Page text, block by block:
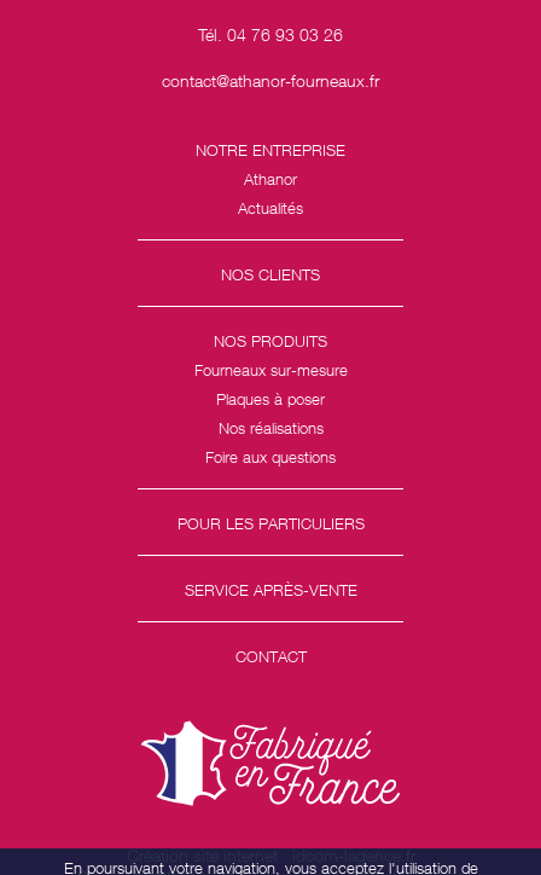
Tél. 04 76 93 03 26
contact@athanor-fourneaux.fr
NOTRE ENTREPRISE
Athanor
Actualités
NOS CLIENTS
NOS PRODUITS
Fourneaux sur-mesure
Plaques à poser
Nos réalisations
Foire aux questions
POUR LES PARTICULIERS
SERVICE APRÈS-VENTE
CONTACT
Création site internet : idcom-lagence.fr
En poursuivant votre navigation, vous acceptez l'utilisation de